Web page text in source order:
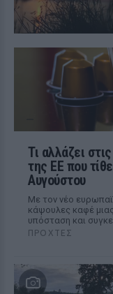
Τι αλλάζει
της ΕΕ που
Αυγούστου
Με τον νέο
κάψουλες καφέ
υπόσταση και
ΠΡΟΧΤΈΣ